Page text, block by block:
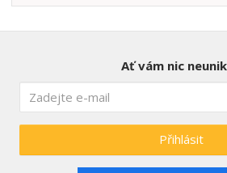
Ať vám nic
Přihlásit